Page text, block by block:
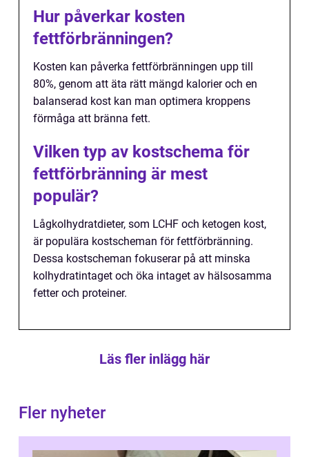
Hur påverkar kosten
fettförbränningen?
Kosten kan påverka fettförbränningen upp till
80%, genom att äta rätt mängd kalorier och en
balanserad kost kan man optimera kroppens
förmåga att bränna fett.
Vilken typ av kostschema för
fettförbränning är mest
populär?
Lågkolhydratdieter, som LCHF och ketogen kost,
är populära kostscheman för fettförbränning.
Dessa kostscheman fokuserar på att minska
kolhydratintaget och öka intaget av hälsosamma
fetter och proteiner.
Läs fler inlägg här
Fler nyheter